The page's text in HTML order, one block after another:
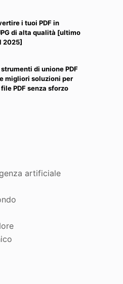
i tuoi PDF in
di alta qualità [ultimo
2025]
di unione PDF
migliori soluzioni per
PDF senza sforzo
artificiale